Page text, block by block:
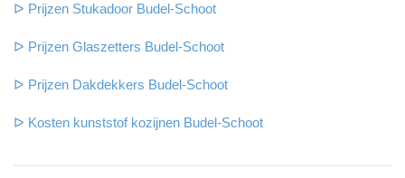
ᐅ Prijzen Stukadoor Budel-Schoot
ᐅ Prijzen Glaszetters Budel-Schoot
ᐅ Prijzen Dakdekkers Budel-Schoot
ᐅ Kosten kunststof kozijnen Budel-Schoot